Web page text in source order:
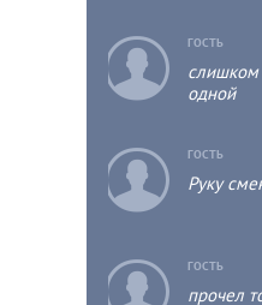
выходят
по
чисто.
c ГОСТЬ
слишком
одной
c ГОСТЬ
Руку
ГОСТЬ
прочел